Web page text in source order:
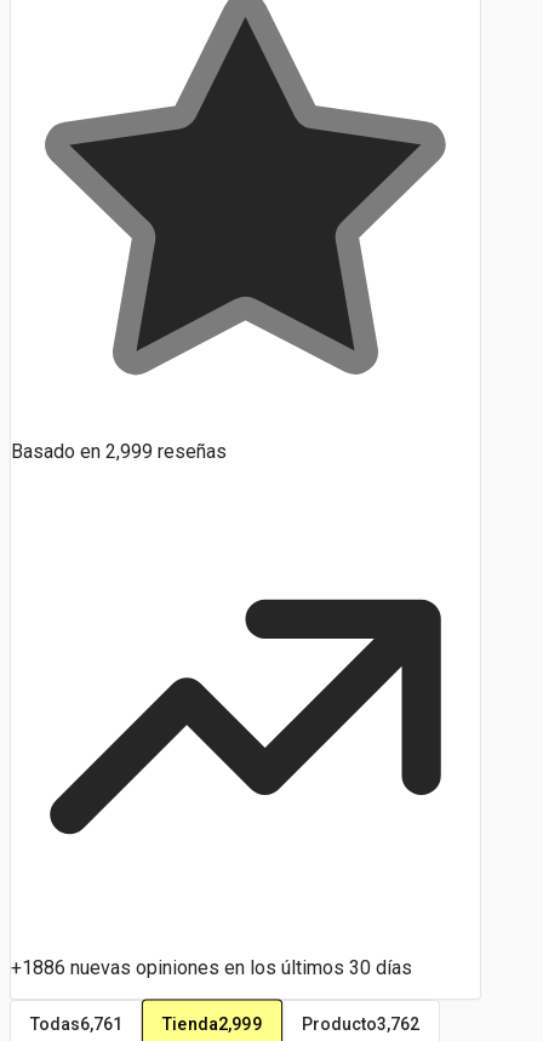
Basado en 2,999 reseñas
+1886 nuevas opiniones en los últimos 30 días
Todas6,761 Tienda2,999 Producto3,762